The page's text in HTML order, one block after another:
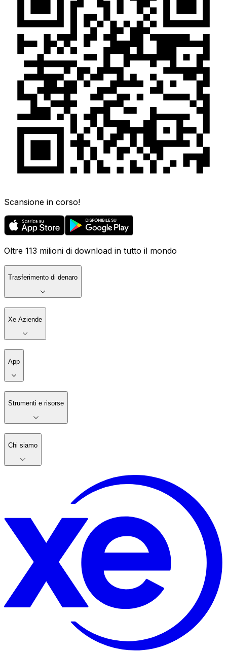
Scansione in corso!
Oltre 113 milioni di download in tutto il mondo
Trasferimento di denaro
Xe Aziende
App
Strumenti e risorse
Chi siamo